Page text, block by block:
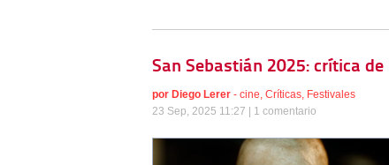
San Sebastián 2025: crítica
por Diego Lerer - cine, Críticas, Festivales
23 Sep, 2025 11:27 | 1 comentario